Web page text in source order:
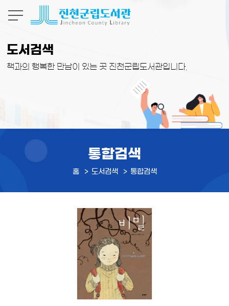
도서검색
책과의 행복한 만남이 있는 곳 진천군립도서관입니다.
통합검색
홈 도서검색 통합검색